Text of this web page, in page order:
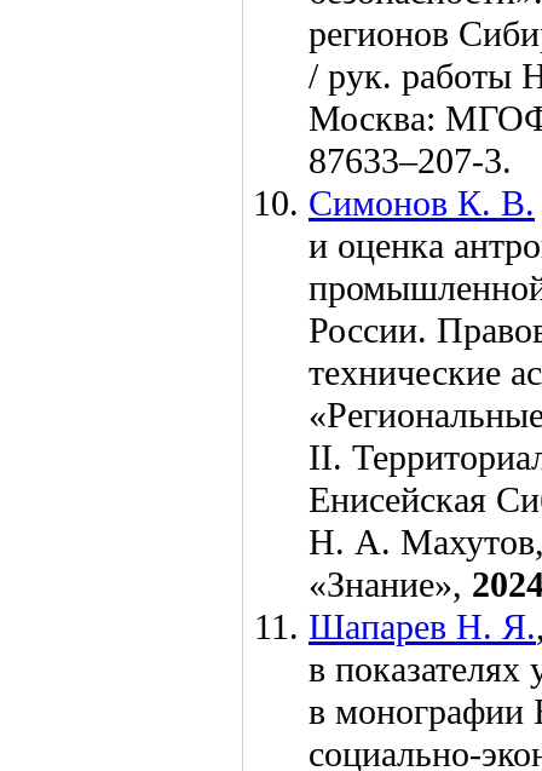
регионов
/ рук. работы
Москва:
87633–207-3.
Симонов К. В.
и оценка
России.
технические
II.
Енисейская
Н. А.
«Знание»,
Шапарев Н. Я.
в показателях
в монографии
социально-